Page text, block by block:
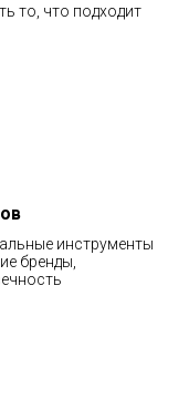
то, что подходит
инструменты
бренды,